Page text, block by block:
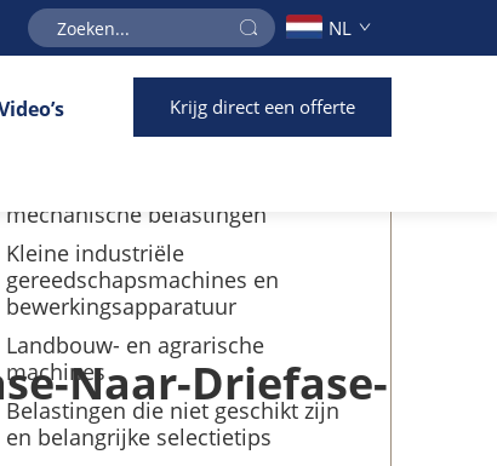
NL
Krijg direct een offerte
Naar-Driefase-
Ideale toepassingen voor eenfase-
mechanische belastingen
Kleine industriële
gereedschapsmachines en
bewerkingsapparatuur
Landbouw- en agrarische
machines
Belastingen die niet geschikt zijn
en belangrijke selectietips